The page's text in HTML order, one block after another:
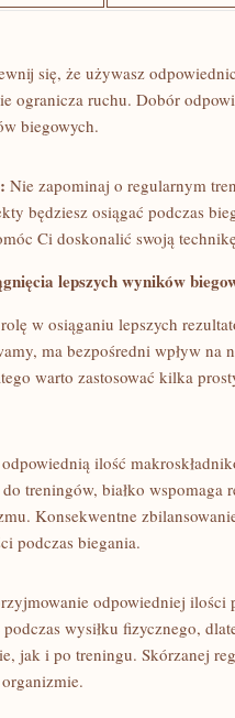
się,⁤ że używasz
ogranicza ruchu. Dobór
biegowych.
Nie⁢ zapominaj o regularnym
będziesz osiągać podczas
Ci doskonalić swoją
lepszych wyników
w osiąganiu lepszych
ma bezpośredni⁢ wpływ​ na
warto zastosować ‌kilka
ilość
treningów, białko wspomaga
Konsekwentne
podczas biegania.
odpowiedniej ilości
wysiłku fizycznego,
jak i po treningu. Skórzanej